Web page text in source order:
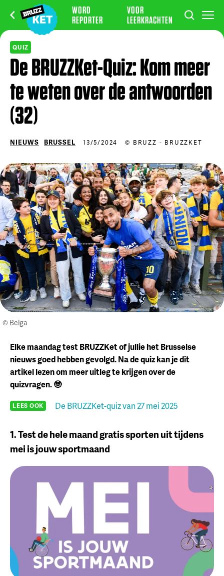
WORD
REPORTER
VOOR
LEERKRACHTEN
QUIZ
De BRUZZKet-Quiz: Kom meer
te weten over de antwoorden
(32)
NIEUWS BRUSSEL 13/5/2024 © BRUZZ - BRUZZKET
© Belga
Elke maandag test BRUZZKet of jullie het Brusselse
nieuws goed hebben gevolgd. Na de quiz kan je dit
artikel lezen om meer uitleg te krijgen over de
quizvragen. 🤓
LEES OOK De BRUZZKet-quiz van 27 mei 2025
1. Test de hele maand gratis sporten uit tijdens
mei is jouw sportmaand